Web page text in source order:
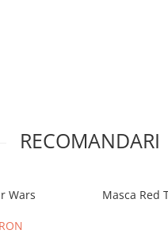
RECOMANDARI
Wars
Masca Red